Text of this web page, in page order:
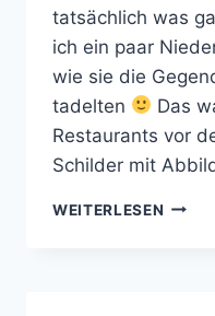
tatsächlich was
ich ein paar
wie sie die
tadelten
Das
Restaurants vor
Schilder mit
WEITERLESEN